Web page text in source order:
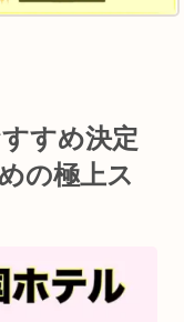
すめ決定
の極上ス